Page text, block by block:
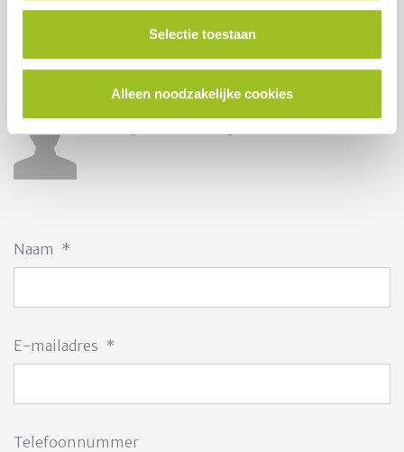
Selectie toestaan
Alleen noodzakelijke cookies
Regiovoorzitter Noord
telefoonnummer
e-mailadres
Vacature
Naam *
E-mailadres *
Telefoonnummer